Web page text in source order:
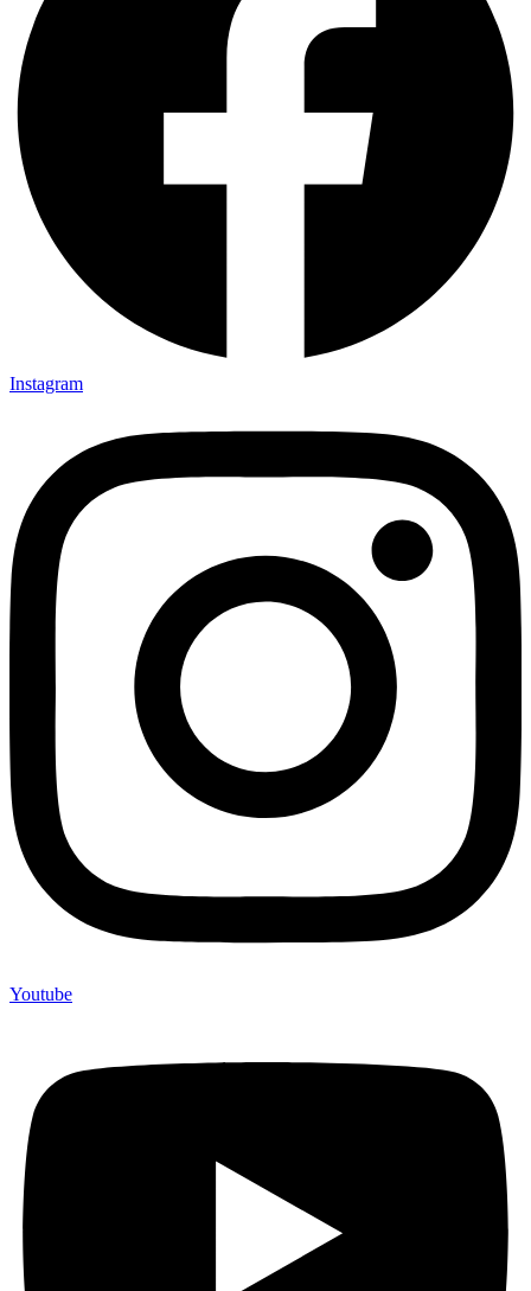
Instagram
Youtube